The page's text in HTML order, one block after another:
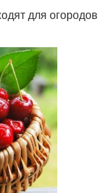
для огородов